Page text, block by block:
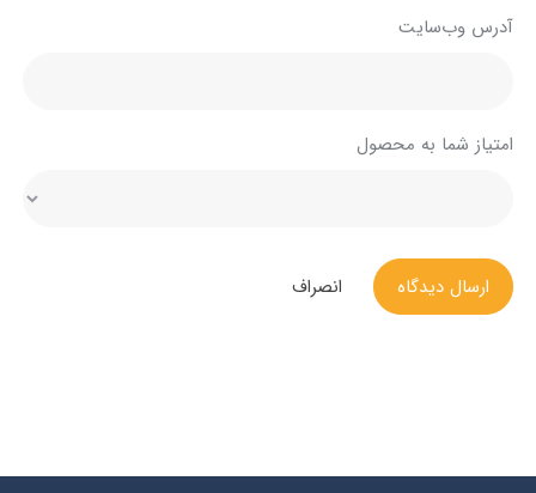
آدرس وب‌سایت
امتیاز شما به محصول
ارسال دیدگاه انصراف